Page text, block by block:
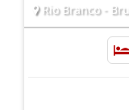
Rio Branco -